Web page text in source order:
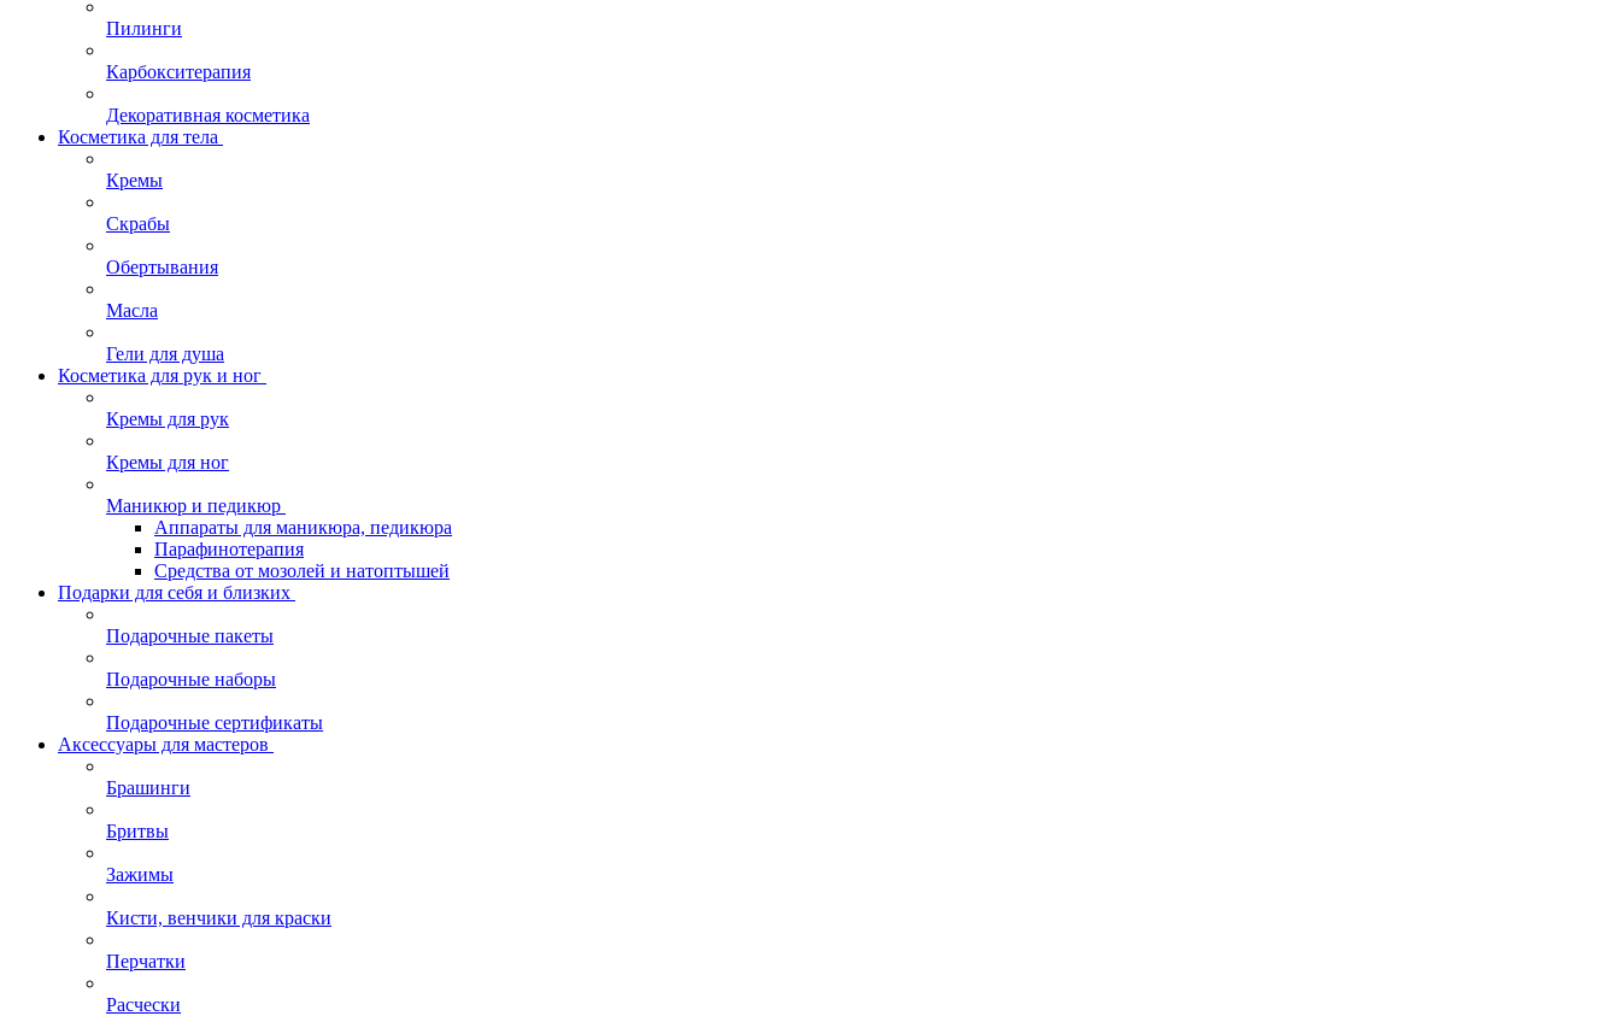
Пилинги
Карбокситерапия
Декоративная косметика
Косметика для тела
Кремы
Скрабы
Обертывания
Масла
Гели для душа
Косметика для рук и ног
Кремы для рук
Кремы для ног
Маникюр и педикюр
Аппараты для маникюра, педикюра
Парафинотерапия
Средства от мозолей и натоптышей
Подарки для себя и близких
Подарочные пакеты
Подарочные наборы
Подарочные сертификаты
Аксессуары для мастеров
Брашинги
Бритвы
Зажимы
Кисти, венчики для краски
Перчатки
Расчески